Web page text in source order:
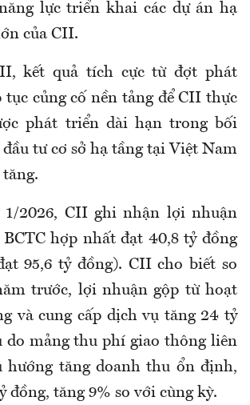
lực triển khai các dự án hạ
của CII.
kết quả tích cực từ đợt phát
tục củng cố nền tảng để CII thực
phát triển dài hạn trong bối
tư cơ sở hạ tầng tại Việt Nam
tăng.
1/2026, CII ghi nhận lợi nhuận
hợp nhất đạt 40,8 tỷ đồng
95,6 tỷ đồng). CII cho biết so
trước, lợi nhuận gộp từ hoạt
và cung cấp dịch vụ tăng 24 tỷ
do mảng thu phí giao thông liên
hướng tăng doanh thu ổn định,
đồng, tăng 9% so với cùng kỳ.